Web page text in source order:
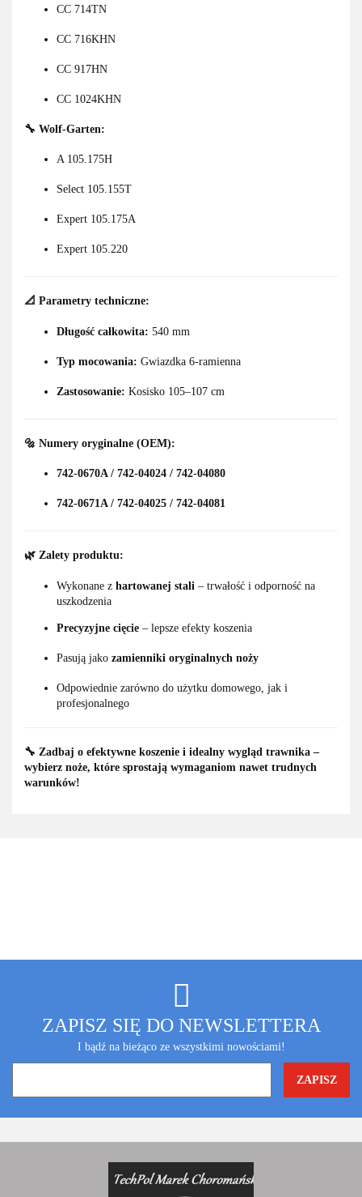
CC 714TN
CC 716KHN
CC 917HN
CC 1024KHN
🔧 Wolf-Garten:
A 105.175H
Select 105.155T
Expert 105.175A
Expert 105.220
📐 Parametry techniczne:
Długość całkowita: 540 mm
Typ mocowania: Gwiazdka 6-ramienna
Zastosowanie: Kosisko 105–107 cm
🔩 Numery oryginalne (OEM):
742-0670A / 742-04024 / 742-04080
742-0671A / 742-04025 / 742-04081
🌿 Zalety produktu:
Wykonane z hartowanej stali – trwałość i odporność na
uszkodzenia
Precyzyjne cięcie – lepsze efekty koszenia
Pasują jako zamienniki oryginalnych noży
Odpowiednie zarówno do użytku domowego, jak i
profesjonalnego
🔧 Zadbaj o efektywne koszenie i idealny wygląd trawnika –
wybierz noże, które sprostają wymaganiom nawet trudnych
warunków!
ZAPISZ SIĘ DO NEWSLETTERA
I bądź na bieżąco ze wszystkimi nowościami!